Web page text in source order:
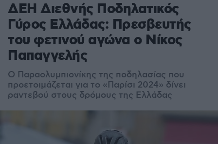
ΔΕΗ Διεθνής Ποδηλατικός
Γύρος Ελλάδας: Πρεσβευτής
του φετινού αγώνα ο Νίκος
Παπαγγελής
Ο Παραολυμπιονίκης της ποδηλασίας που
προετοιμάζεται για το «Παρίσι 2024» δίνει
ραντεβού στους δρόμους της Ελλάδας